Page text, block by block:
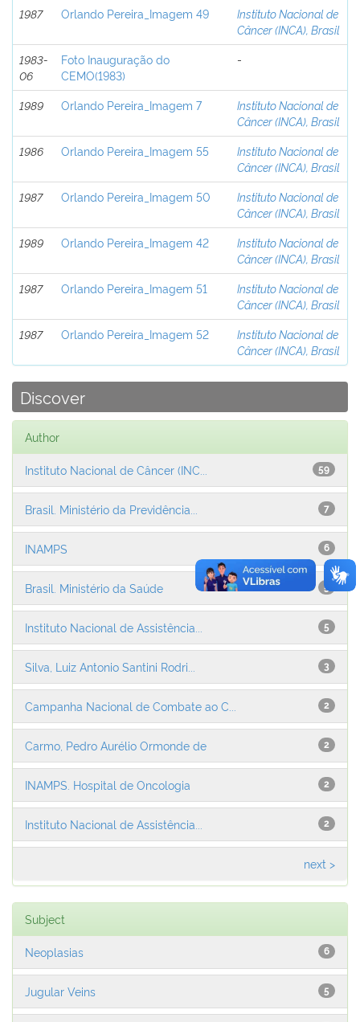
1987
Orlando Pereira_Imagem 49
Instituto Nacional de
Câncer (INCA), Brasil
1983-
06
Foto Inauguração do
CEMO(1983)
-
1989 Orlando Pereira_Imagem 7
Instituto Nacional de
Câncer (INCA), Brasil
1986
Orlando Pereira_Imagem 55
Instituto Nacional de
Câncer (INCA), Brasil
1987
Orlando Pereira_Imagem 50
Instituto Nacional de
Câncer (INCA), Brasil
1989
Orlando Pereira_Imagem 42
Instituto Nacional de
Câncer (INCA), Brasil
1987
Orlando Pereira_Imagem 51
Instituto Nacional de
Câncer (INCA), Brasil
1987
Orlando Pereira_Imagem 52
Instituto Nacional de
Câncer (INCA), Brasil
Discover
Author
59
Instituto Nacional de Câncer (INC...
7
Brasil. Ministério da Previdência...
6
INAMPS
5
Brasil. Ministério da Saúde
5
Instituto Nacional de Assistência...
3
Silva, Luiz Antonio Santini Rodri...
2
Campanha Nacional de Combate ao C...
2
Carmo, Pedro Aurélio Ormonde de
2
INAMPS. Hospital de Oncologia
2
Instituto Nacional de Assistência...
next >
Subject
6
Neoplasias
5
Jugular Veins